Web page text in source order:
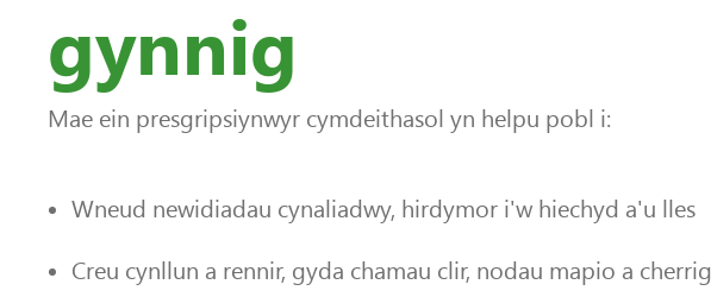
gynnig
Mae ein presgripsiynwyr cymdeithasol yn helpu pobl i:
Wneud newidiadau cynaliadwy, hirdymor i'w hiechyd a'u lles
Creu cynllun a rennir, gyda chamau clir, nodau mapio a cherrig